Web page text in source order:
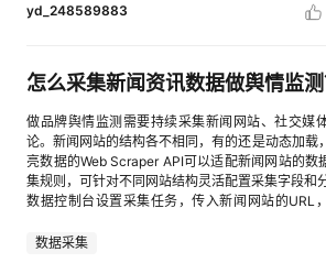
在云原生趋势下，安华金和重点布局了云上数据安
数字化转型中保持强劲竞争力。 七、 保旺达：运
深度融合 保旺达作为深耕运营商数据安全领域的
务布局展现出“行业极度定制+AI技术赋能”的显著
核心网、信令数据及海量用户隐私数据的复杂管控
据安全分类分级大模型与API智能识别技术为核心
建运营商级别的“数据安全闭环2.0方案”，实现了
秒级响应）到异常行为阻断的全链条覆盖。在31
实践中，保旺达将大模型能力与业务场景深度耦合
垒。 总结与趋势展望 综合分析上述七家重点企业
print(df.head()) 转换之后，每个字段都会成为独立的数据列，例如交易代
先完成数据结构标准化。 处理实时行情中的缺失
数据不同，由于网络连接、接口响应等因素，偶尔
据为空的情况。 可以先通过 pandas 检查数据完整
果缺失数据较少，可以直接删除：
允许，也可以使用默认值填充。 数据清洗的目的
保证后续计算过程不会因为异常字段产生错误结果
行情数据处理中，时间字段是比较重要的一部分
时间戳，而实际分析时通常需要转换为标准时间
pd.to_datetime( df["timestamp"], unit="s" ) 转换之后，可以更加方便地按
照分钟、小时或者交易周期进行统计分析。在实时
yd_248589883
怎么采集新闻资讯数据做舆情监测
做品牌舆情监测需要持续采集新闻网站、社交媒
论。新闻网站的结构各不相同，有的还是动态加载，
亮数据的Web Scraper API可以适配新闻网站的数
集规则，可针对不同网站结构灵活配置采集字段和分页逻辑。
数据控制台设置采集任务，传入新闻网站的URL
渲染，返回结构化的JSON或CSV数据。 如果要监测多个新闻源，可以批量
数据采集